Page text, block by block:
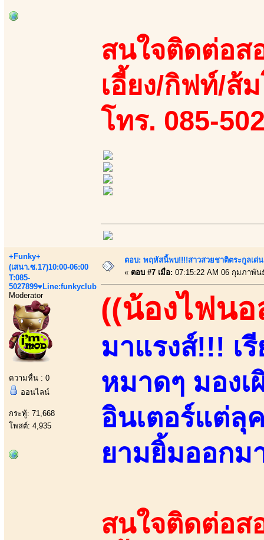
สนใจติดต่อส
เอี้ยง/กิฟท์/ส้
โทร. 085-
+Funky+
(เสนา.ซ.17)10:00-06:00
T:085-
5027899♥Line:funkyclub
Moderator
ความหื่น : 0
ออนไลน์
กระทู้: 71,668
โพสต์: 4,935
ตอบ: พฤหัสนี้พบ!!!!สาวสวยชาติตระกูลเด่
« ตอบ #7 เมื่อ: 07:15:22 AM 06 กุมภาพัน
((น้องไฟนอ
มาแรงส์!!! เ
หมาดๆ มอง
อินเตอร์แต่ลุ
ยามยิ้มออก
สนใจติดต่อส